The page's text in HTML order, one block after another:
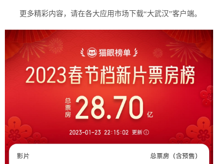
更多精彩内容，请在各大应用市场下载“大武汉”客户端。